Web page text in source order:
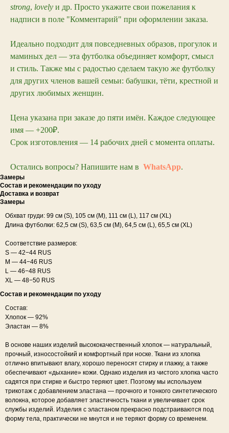
strong, lovely и др. Просто укажите свои пожелания к
надписи в поле "Комментарий" при оформлении заказа.
Идеально подходит для повседневных образов, прогулок и
маминых дел — эта футболка объединяет комфорт, смысл
и стиль. Также мы с радостью сделаем такую же футболку
для других членов вашей семьи: бабушки, тёти, крестной и
других любимых женщин.
Цена указана при заказе до пяти имён. Каждое следующее
имя — +200₽.
Срок изготовления — 14 рабочих дней с момента оплаты.
Остались вопросы? Напишите нам в WhatsApp.
Замеры
Состав и рекомендации по уходу
Доставка и возврат
Замеры
Обхват груди: 99 см (S), 105 см (М), 111 см (L), 117 см (XL)
Длина футболки: 62,5 см (S), 63,5 см (М), 64,5 см (L), 65,5 см (XL)
Соответствие размеров:
S — 42−44 RUS
M — 44−46 RUS
L — 46−48 RUS
XL — 48−50 RUS
Состав и рекомендации по уходу
Состав:
Хлопок — 92%
Эластан — 8%
В основе наших изделий высококачественный хлопок — натуральный,
прочный, износостойкий и комфортный при носке. Ткани из хлопка
отлично впитывают влагу, хорошо переносят стирку и глажку, а также
обеспечивают «дыхание» кожи. Однако изделия из чистого хлопка часто
садятся при стирке и быстро теряют цвет. Поэтому мы используем
трикотаж с добавлением эластана — прочного и тонкого синтетического
волокна, которое добавляет эластичность ткани и увеличивает срок
службы изделий. Изделия с эластаном прекрасно подстраиваются под
форму тела, практически не мнутся и не теряют форму со временем.
Остались
вопросы? EMAIL
WHATS APP